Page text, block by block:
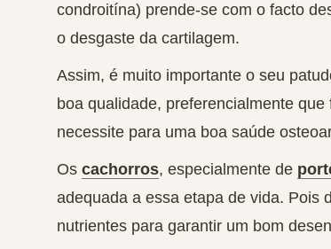
condroitína) prende-se com o facto
o desgaste da cartilagem.
Assim, é muito importante o seu
boa qualidade, preferencialmente
necessite para uma boa saúde
Os cachorros, especialmente de
adequada a essa etapa de vida. Pois
nutrientes para garantir um bom